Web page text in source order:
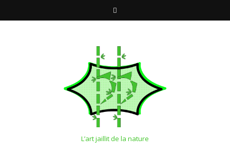
L’art jaillit de la nature